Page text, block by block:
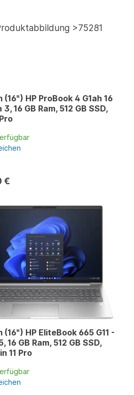
(16") HP ProBook 4 G1ah 16
3, 16 GB Ram, 512 GB SSD,
€
(16") HP EliteBook 665 G11 -
16 GB Ram, 512 GB SSD,
11 Pro